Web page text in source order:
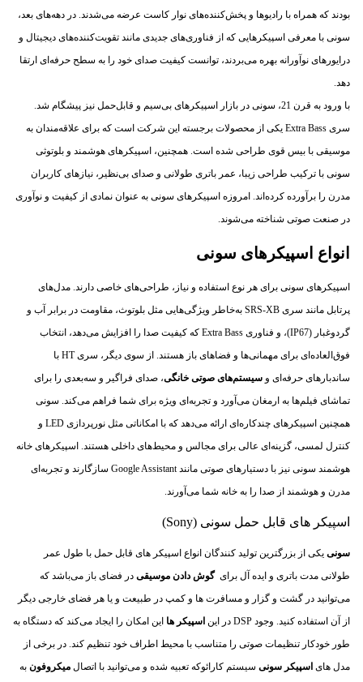
بودند که همراه با رادیوها و پخش‌کننده‌های نوار کاست عرضه می‌شدند. در دهه‌های بعد،
سونی با معرفی اسپیکرهایی که از فناوری‌های جدیدی مانند تقویت‌کننده‌های دیجیتال و
درایورهای نوآورانه بهره می‌بردند، توانست کیفیت صدای خود را به سطح حرفه‌ای ارتقا
دهد.
با ورود به قرن 21، سونی در بازار اسپیکرهای بی‌سیم و قابل‌حمل نیز پیشگام شد.
سری Extra Bass یکی از محصولات برجسته این شرکت است که برای علاقه‌مندان به
موسیقی با بیس قوی طراحی شده است. همچنین، اسپیکرهای هوشمند و بلوتوثی
سونی با ترکیب طراحی زیبا، عمر باتری طولانی و صدای بی‌نظیر، نیازهای کاربران
مدرن را برآورده کرده‌اند. امروزه اسپیکرهای سونی به عنوان نمادی از کیفیت و نوآوری
در صنعت صوتی شناخته می‌شوند.
انواع اسپیکرهای سونی
اسپیکرهای سونی برای هر نوع استفاده و نیاز، طراحی‌های خاصی دارند. مدل‌های
پرتابل مانند سری SRS-XB به‌خاطر ویژگی‌هایی مثل بلوتوث، مقاومت در برابر آب و
گردوغبار (IP67)، و فناوری Extra Bass که کیفیت صدا را افزایش می‌دهد، انتخاب
فوق‌العاده‌ای برای مهمانی‌ها و فضاهای باز هستند. از سوی دیگر، سری HT با
ساندبارهای حرفه‌ای و سیستم‌های صوتی خانگی، صدای فراگیر و سه‌بعدی را برای
تماشای فیلم‌ها به ارمغان می‌آورد و تجربه‌ای ویژه برای شما فراهم می‌کند. سونی
همچنین اسپیکرهای چندکاره‌ای ارائه می‌دهد که با امکاناتی مثل نورپردازی LED و
کنترل لمسی، گزینه‌ای عالی برای مجالس و محیط‌های داخلی هستند. اسپیکرهای خانه
هوشمند سونی نیز با دستیارهای صوتی مانند Google Assistant سازگارند و تجربه‌ای
مدرن و هوشمند از صدا را به خانه شما می‌آورند.
اسپیکر های قابل حمل سونی (Sony)
سونی یکی از بزرگترین تولید کنندگان انواع اسپیکر های قابل حمل با طول عمر
طولانی مدت باتری و ایده آل برایگوش دادن موسیقی در فضای باز می‌باشد که
می‌توانید در گشت و گزار و مسافرت ها و کمپ در طبیعت و یا هر فضای خارجی دیگر
از آن استفاده کنید. وجود DSP در این
اسپیکر ها این امکان را ایجاد می‌کند که دستگاه به
طور خودکار تنظیمات صوتی را متناسب با محیط اطراف خود تنظیم کند. در برخی از
مدل های اسپیکر سونی سیستم کارائوکه تعبیه شده و می‌توانید با اتصال میکروفون به